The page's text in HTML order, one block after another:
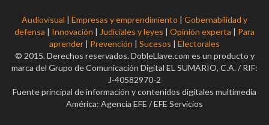
Audiovisual | Empresas y emprendimiento | Gobernabilidad y
defensa | Innovación | Judiciales y leyes | Opinión experta | Para
aprender | Prevención | Sucesos | Electorales
© 2015. Derechos reservados. DobleLlave.com es un producto y
marca del Grupo de Comunicación Digital EL SUMARIO, C.A. / RIF:
J-40582970-2
Fuente principal de información y contenidos digitales multimedia
América: Agencia EFE / EFE Servicios